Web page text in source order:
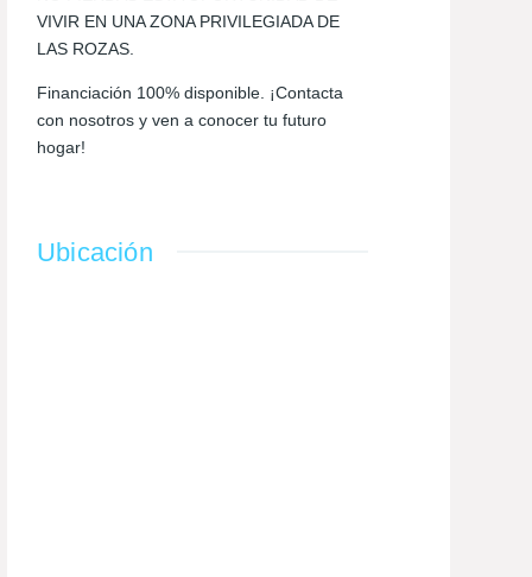
VIVIR EN UNA ZONA PRIVILEGIADA DE
LAS ROZAS.
Financiación 100% disponible. ¡Contacta
con nosotros y ven a conocer tu futuro
hogar!
Ubicación